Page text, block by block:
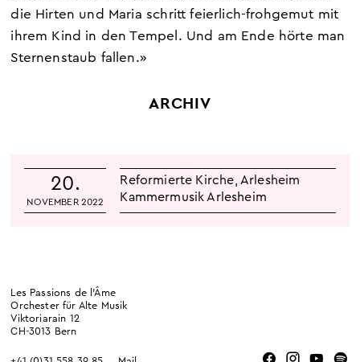
die Hirten und Maria schritt feierlich-frohgemut mit
ihrem Kind in den Tempel. Und am Ende hörte man
Sternenstaub fallen.»
ARCHIV
20.
NOVEMBER 2022
Reformierte Kirche, Arlesheim
Kammermusik Arlesheim
Les Passions de l’Âme
Orchester für Alte Musik
Viktoriarain 12
CH-3013 Bern